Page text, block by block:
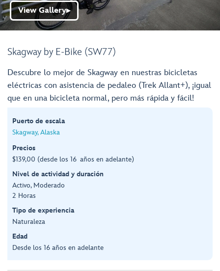
Skagway by E-Bike (SW77)
View Gallery▶
Descubre lo mejor de Skagway en nuestras bicicletas
eléctricas con asistencia de pedaleo (Trek Allant+), ¡igual
que en una bicicleta normal, pero más rápida y fácil!
Puerto de escala
Skagway, Alaska
Precios
$139,00 (desde los 16 años en adelante)
Nivel de actividad y duración
Activo, Moderado
2 Horas
Tipo de experiencia
Naturaleza
Edad
Desde los 16 años en adelante